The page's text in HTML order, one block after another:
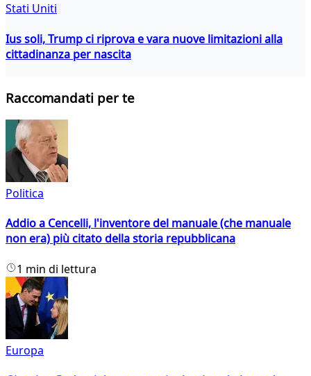
Stati Uniti
Ius soli, Trump ci riprova e vara nuove limitazioni alla
cittadinanza per nascita
Raccomandati per te
Politica
Addio a Cencelli, l'inventore del manuale (che manuale
non era) più citato della storia repubblicana
1 min di lettura
Europa